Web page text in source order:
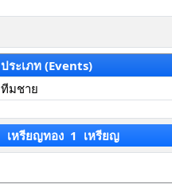
ประเภท (Events)
ทีมชาย
เหรียญทอง 1 เหรียญ